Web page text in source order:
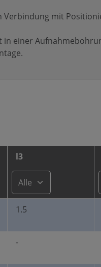
mit
einer
l3
1.5
-